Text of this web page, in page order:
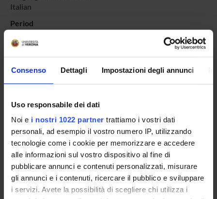
Consenso Dettagli Impostazioni degli annunci
Uso responsabile dei dati
Noi e i nostri 1022 partner trattiamo i vostri dati
personali, ad esempio il vostro numero IP, utilizzando
tecnologie come i cookie per memorizzare e accedere
alle informazioni sul vostro dispositivo al fine di
pubblicare annunci e contenuti personalizzati, misurare
gli annunci e i contenuti, ricercare il pubblico e sviluppare
i servizi. Avete la possibilità di scegliere chi utilizza i
Italian
Period
Course news
Seminars related to the course
Go to lesson schedule
Overview
Enrolment Policy
Courses